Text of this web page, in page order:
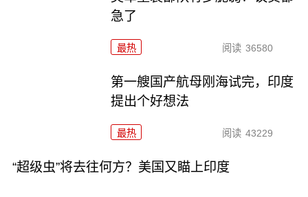
急了
最热 阅读 36580
第一艘国产航母刚海试完，印度
提出个好想法
最热 阅读 43229
“超级虫”将去往何方？美国又瞄上印度